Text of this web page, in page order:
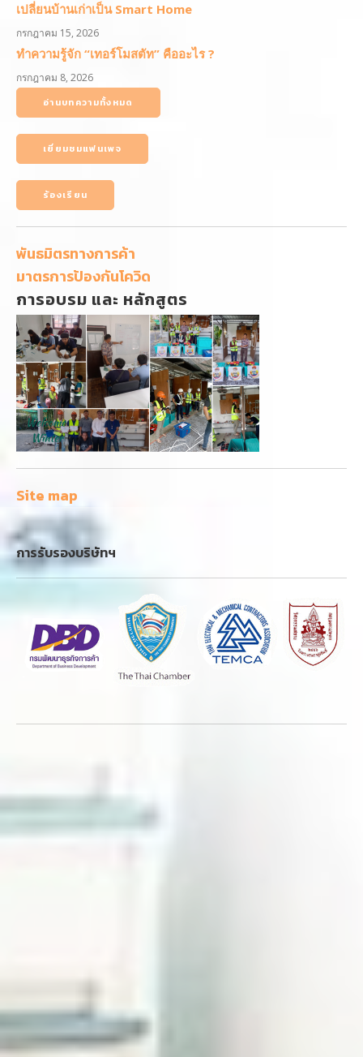
เปลี่ยนบ้านเก่าเป็น Smart Home
กรกฎาคม 15, 2026
ทำความรู้จัก “เทอร์โมสตัท” คืออะไร ?
กรกฎาคม 8, 2026
อ่านบทความทั้งหมด
เยี่ยมชมแฟนเพจ
ร้องเรียน
พันธมิตรทางการค้า
มาตรการป้องกันโควิด
การอบรม และ หลักสูตร
Site map
การรับรองบริษัทฯ
สภาหอการค้าไทย
เครื่องกลไทย|สมาคมยานยนต์ไฟฟ้าไทย